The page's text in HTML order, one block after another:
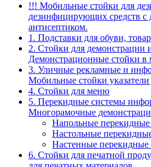
!!! Мобильные стойки для
дезинфицирующих средств с
антисептиком.
1. Подставки для обуви,
2. Стойки для демонстрации
Демонстрационные стойки в
3. Уличные рекламные и
Мобильные стойки
4. Стойки для меню
5. Перекидные системы
Многорамочные
Напольные
Настольные
Настенные перекидные
6. Стойки для печатной